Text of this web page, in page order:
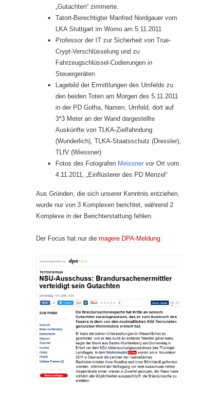
„Gutachten“ zimmerte.
Tatort-Berechtigter Manfred Nordgauer vom
LKA Stuttgart im Womo am 5.11.2011
Professor der IT zur Sicherheit von True-
Crypt-Verschlüsselung und zu
Fahrzeugschlüssel-Codierungen in
Steuergeräten
Lagebild der Ermittlungen des Umfelds zu
den beiden Toten am Morgen des 5.11.2011
in der PD Gotha, Namen, Umfeld, dort auf
3*3 Meter an der Wand dargestellte
Auskünfte von TLKA-Zielfahndung
(Wunderlich), TLKA-Staatsschutz (Dressler),
TLfV (Wiessner)
Fotos des Fotografen Meissner vor Ort vom
4.11.2011, „Einflüsterer des PD Menzel“
Aus Gründen, die sich unserer Kenntnis entziehen,
wurde nur von 3 Komplexen berichtet, während 2
Komplexe in der Berichterstattung fehlen.
Der Focus hat nur die magere DPA-Meldung: